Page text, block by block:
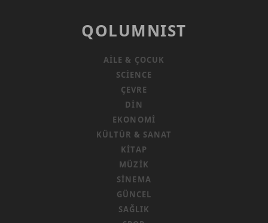
QOLUMNIST
AILE & ÇOCUK
SCIENCE
ÇEVRE
DIN
EKONOMI
KÜLTÜR & SANAT
KITAP
MÜZIK
SINEMA
GÜNCEL
SAĞLIK